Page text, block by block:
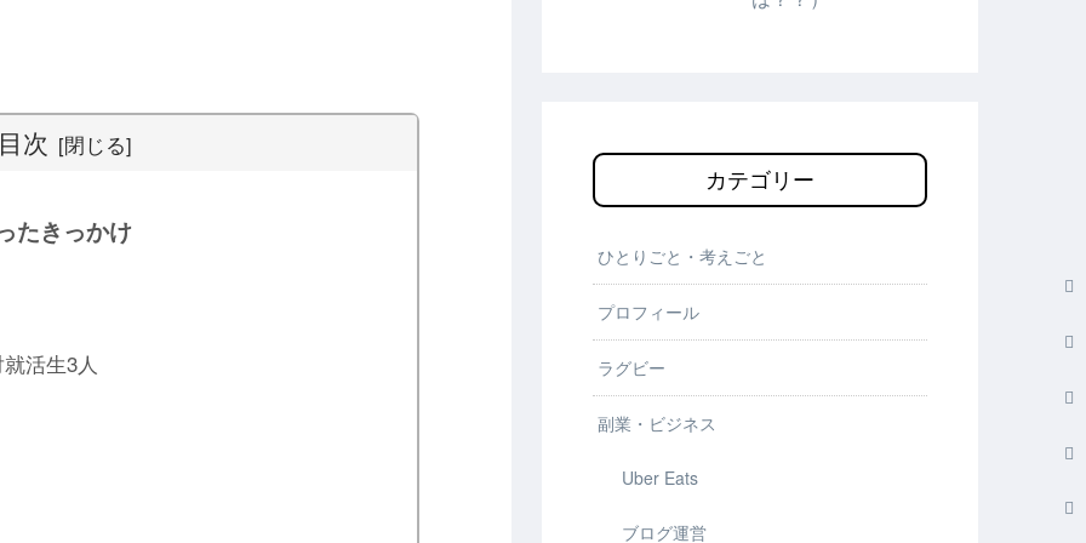
次
たきっかけ
活生3人
カテゴリー
ひとりごと・考えごと
プロフィール
ラグビー
副業・ビジネス
Uber Eats
ブログ運営